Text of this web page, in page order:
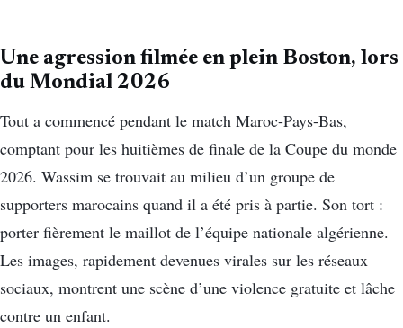
Une agression filmée en plein Boston, lors
du Mondial 2026
Tout a commencé pendant le match Maroc-Pays-Bas,
comptant pour les huitièmes de finale de la Coupe du monde
2026. Wassim se trouvait au milieu d’un groupe de
supporters marocains quand il a été pris à partie. Son tort :
porter fièrement le maillot de l’équipe nationale algérienne.
Les images, rapidement devenues virales sur les réseaux
sociaux, montrent une scène d’une violence gratuite et lâche
contre un enfant.